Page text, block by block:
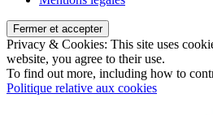
Privacy & Cookies: This site uses
website, you agree to their use.
To find out more, including how to
Politique relative aux cookies